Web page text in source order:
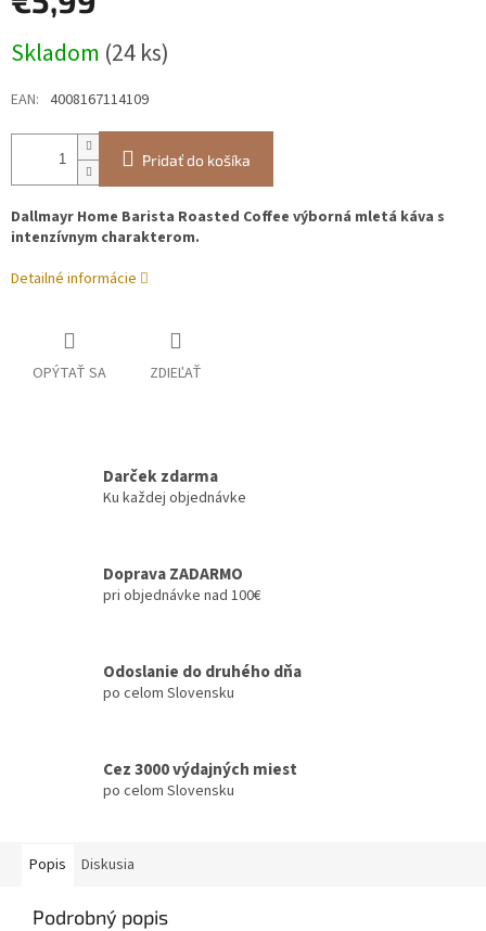
cena:
Skladom (24 ks)
EAN: 4008167114109
Pridať do košíka
Dallmayr Home Barista Roasted Coffee výborná mletá káva s
intenzívnym charakterom.
Detailné informácie
OPÝTAŤ SA ZDIEĽAŤ
Darček zdarma
Ku každej objednávke
Doprava ZADARMO
pri objednávke nad 100€
Odoslanie do druhého dňa
po celom Slovensku
Cez 3000 výdajných miest
po celom Slovensku
Popis Diskusia
Podrobný popis